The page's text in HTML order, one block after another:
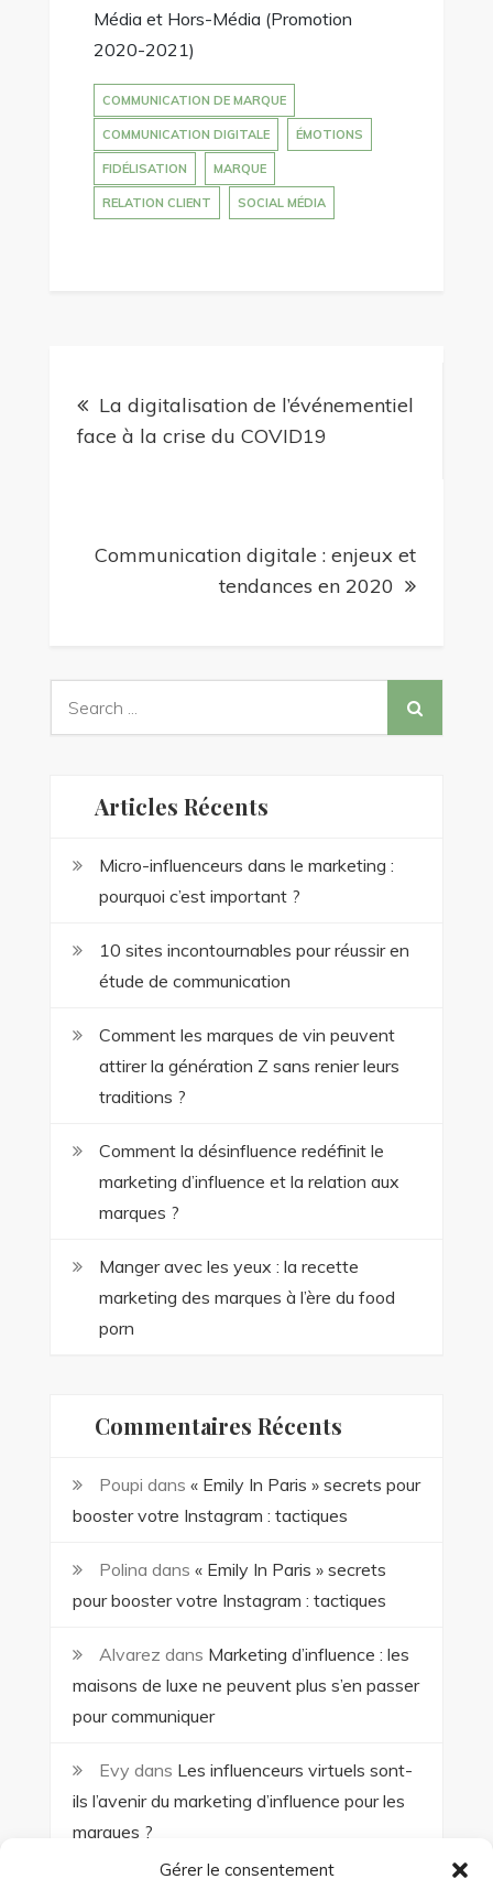
Gérer le consentement
Média et Hors-Média (Promotion
2020-2021)
COMMUNICATION DE MARQUE
COMMUNICATION DIGITALE ÉMOTIONS
FIDÉLISATION MARQUE
RELATION CLIENT SOCIAL MÉDIA
deLa digitalisation de l’événementiel
face à la crise du COVID19
Communication digitale : enjeux et
tendances en 2020
Articles Récents
Micro-influenceurs dans le marketing :
pourquoi c’est important ?
10 sites incontournables pour réussir en
étude de communication
Comment les marques de vin peuvent
attirer la génération Z sans renier leurs
traditions ?
Comment la désinfluence redéfinit le
marketing d’influence et la relation aux
marques ?
Manger avec les yeux : la recette
marketing des marques à l’ère du food
porn
Commentaires Récents
Poupi dans « Emily In Paris » secrets pour
booster votre Instagram : tactiques
Polina dans « Emily In Paris » secrets
pour booster votre Instagram : tactiques
Alvarez dans Marketing d’influence : les
maisons de luxe ne peuvent plus s’en passer
pour communiquer
Evy dans Les influenceurs virtuels sont-
ils l’avenir du marketing d’influence pour les
marques ?